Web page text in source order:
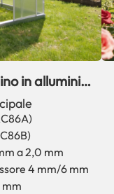
in alluminio
a 2,0 mm
4 mm/6 mm
mm